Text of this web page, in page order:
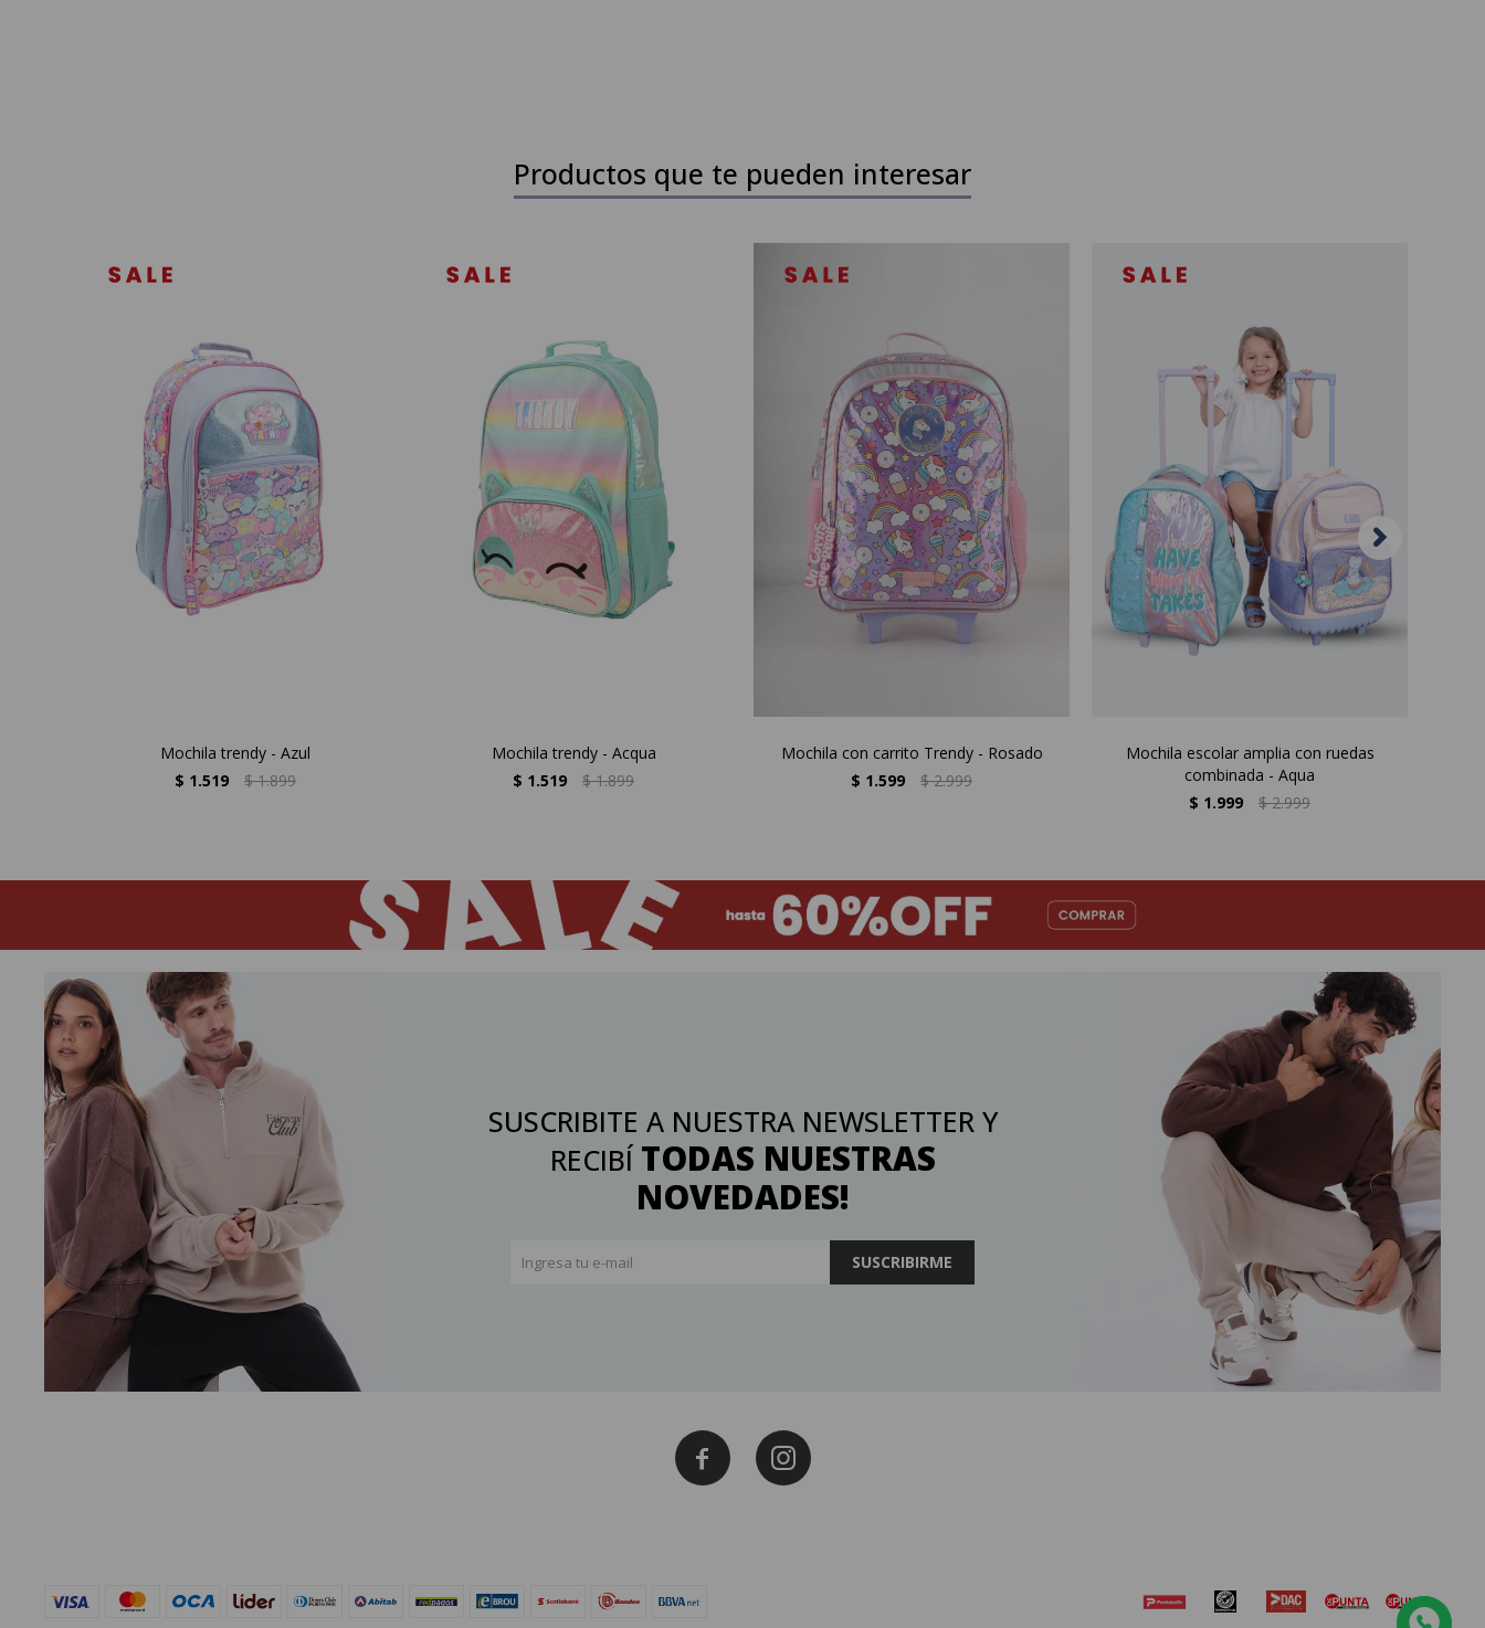
Productos que te pueden interesar
Mochila trendy - Azul
$ 1.519 $ 1.899
Mochila trendy - Acqua
$ 1.519 $ 1.899
Mochila con carrito Trendy - Rosado
$ 1.599 $ 2.999
Mochila escolar amplia con ruedas
combinada - Aqua
$ 1.999 $ 2.999
SUSCRIBITE A NUESTRA NEWSLETTER Y
RECIBÍ TODAS NUESTRAS
NOVEDADES!
SUSCRIBIRME
 